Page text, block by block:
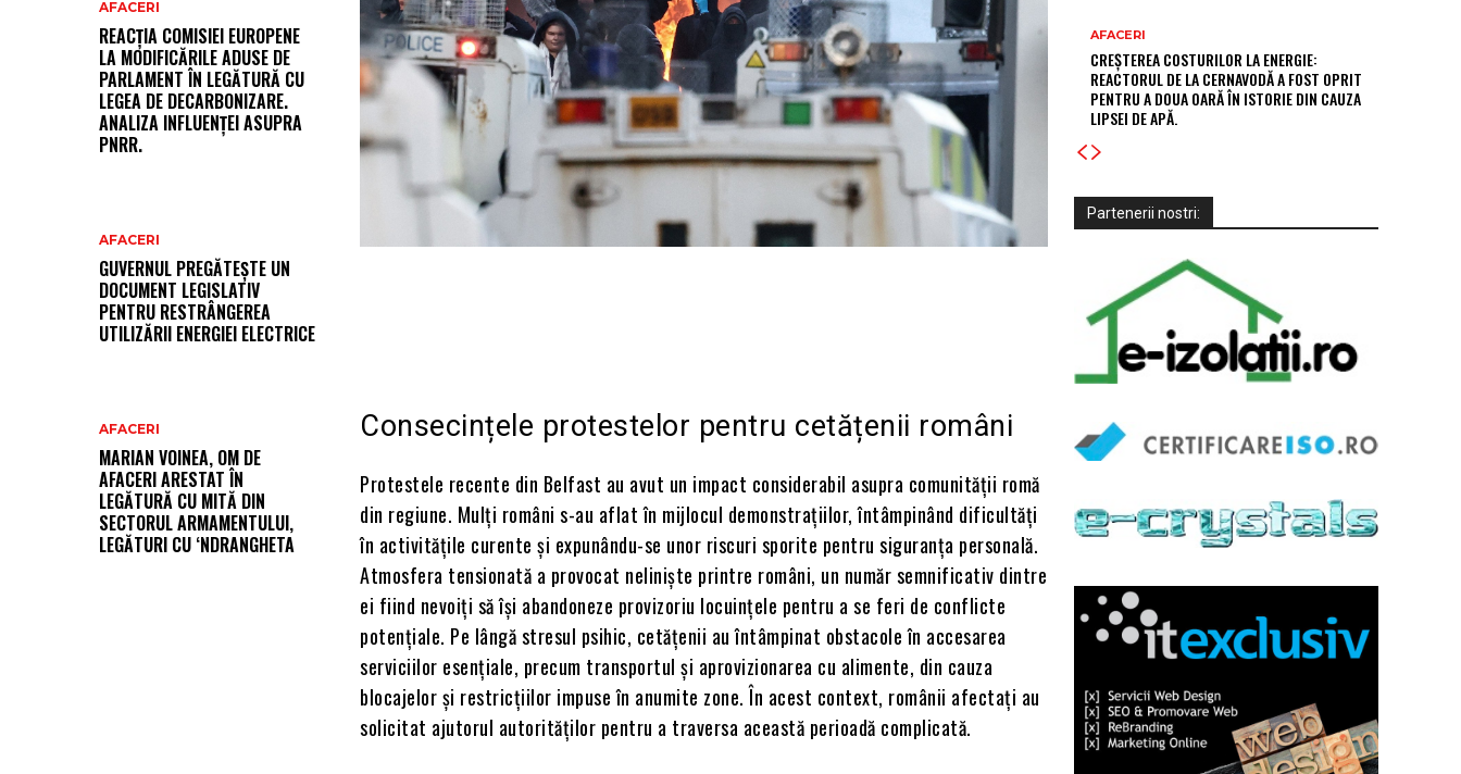
AFACERI
REACȚIA COMISIEI EUROPENE
LA MODIFICĂRILE ADUSE DE
PARLAMENT ÎN LEGĂTURĂ CU
LEGEA DE DECARBONIZARE.
ANALIZA INFLUENȚEI ASUPRA
PNRR.
AFACERI
GUVERNUL PREGĂTEȘTE UN
DOCUMENT LEGISLATIV
PENTRU RESTRÂNGEREA
UTILIZĂRII ENERGIEI ELECTRICE
AFACERI
MARIAN VOINEA, OM DE
AFACERI ARESTAT ÎN
LEGĂTURĂ CU MITĂ DIN
SECTORUL ARMAMENTULUI,
LEGĂTURI CU ‘NDRANGHETA
Consecințele protestelor pentru cetățenii români
Protestele recente din Belfast au avut un impact considerabil asupra comunității romă
din regiune. Mulți români s-au aflat în mijlocul demonstrațiilor, întâmpinând dificultăți
în activitățile curente și expunându-se unor riscuri sporite pentru siguranța personală.
Atmosfera tensionată a provocat neliniște printre români, un număr semnificativ dintre
ei fiind nevoiți să își abandoneze provizoriu locuințele pentru a se feri de conflicte
potențiale. Pe lângă stresul psihic, cetățenii au întâmpinat obstacole în accesarea
serviciilor esențiale, precum transportul și aprovizionarea cu alimente, din cauza
blocajelor și restricțiilor impuse în anumite zone. În acest context, românii afectați au
solicitat ajutorul autorităților pentru a traversa această perioadă complicată.
AFACERI
CREȘTEREA COSTURILOR LA ENERGIE:
REACTORUL DE LA CERNAVODĂ A FOST OPRIT
PENTRU A DOUA OARĂ ÎN ISTORIE DIN CAUZA
LIPSEI DE APĂ.
Partenerii nostri: